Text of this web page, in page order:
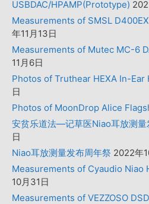
USBDAC/HPAMP(Prototype)
Measurements of SMSL
年11月13日
Measurements of Mutec MC-6
11月6日
Photos of Truthear HEXA In-Ear
日
Photos of MoonDrop Alice
安贫乐道法—记草医Niao耳放测量
日
Niao耳放测量发布周年祭 2022年
Measurements of Cyaudio Niao
10月31日
Measurements of VEZZOSO